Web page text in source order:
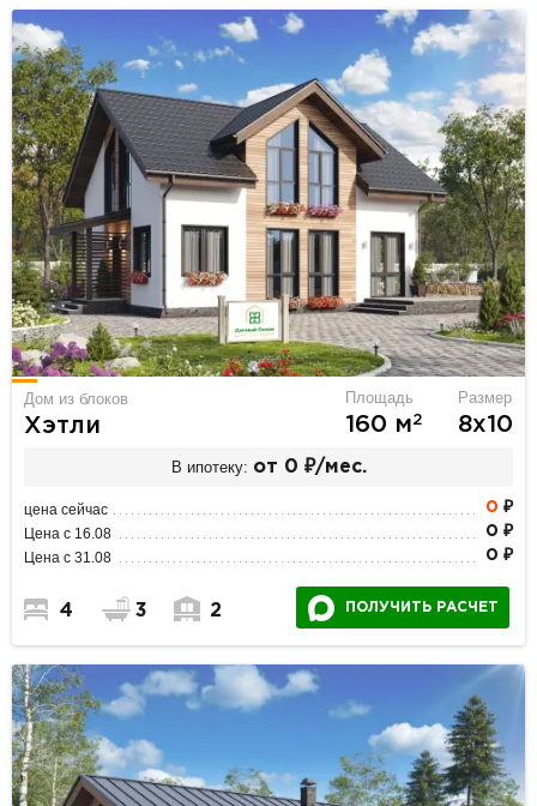
Дом из блоков
Хэтли
Площадь
160 м2
Размер
8х10
В ипотеку: от 0 ₽/мес.
цена сейчас 0 ₽
Цена с 16.08 0 ₽
Цена с 31.08 0 ₽
4 3 2 ПОЛУЧИТЬ РАСЧЕТ